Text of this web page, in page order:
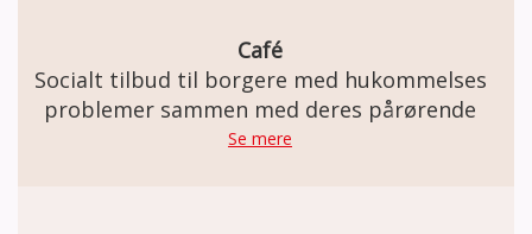
Café
Socialt tilbud til borgere med hukommelses
problemer sammen med deres pårørende
Se mere